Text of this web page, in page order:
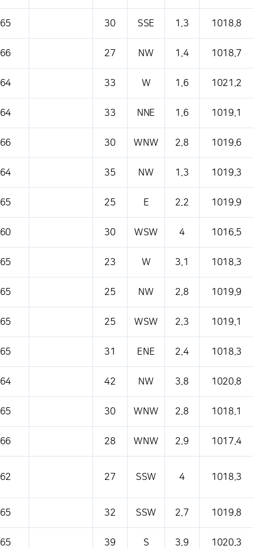
65 30 SSE 1.3 1018.8
66 27 NW 1.4 1018.7
64 33 W 1.6 1021.2
64 33 NNE 1.6 1019.1
66 30 WNW 2.8 1019.6
64 35 NW 1.3 1019.3
65 25 E 2.2 1019.9
60 30 WSW 4 1016.5
65 23 W 3.1 1018.3
65 25 NW 2.8 1019.9
65 25 WSW 2.3 1019.1
65 31 ENE 2.4 1018.3
64 42 NW 3.8 1020.8
65 30 WNW 2.8 1018.1
66 28 WNW 2.9 1017.4
62 27 SSW 4 1018.3
65 32 SSW 2.7 1019.8
65 39 S 3.9 1020.3